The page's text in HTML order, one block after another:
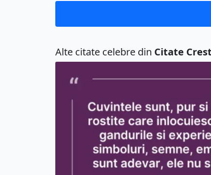
Alte citate celebre din Citate